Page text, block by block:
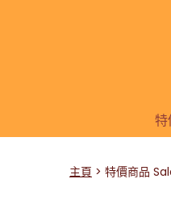
特
主頁 特價商品